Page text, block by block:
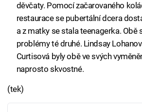
děvčaty. Pomocí začarovaného
restaurace se pubertální dcera
a z matky se stala teenagerka. Obě
problémy té druhé. Lindsay
Curtisová byly obě ve svých
naprosto skvostné.
(tek)